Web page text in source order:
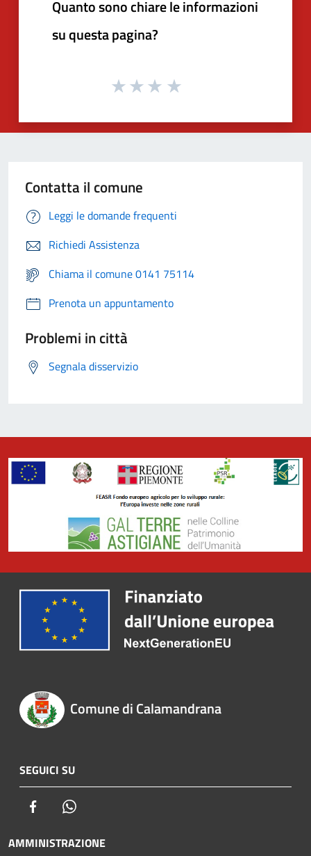
Quanto sono chiare le informazioni
su questa pagina?
Contatta il comune
Leggi le domande frequenti
Richiedi Assistenza
Chiama il comune 0141 75114
Prenota un appuntamento
Problemi in città
Segnala disservizio
Comune di Calamandrana
SEGUICI SU
Facebook
AMMINISTRAZIONE